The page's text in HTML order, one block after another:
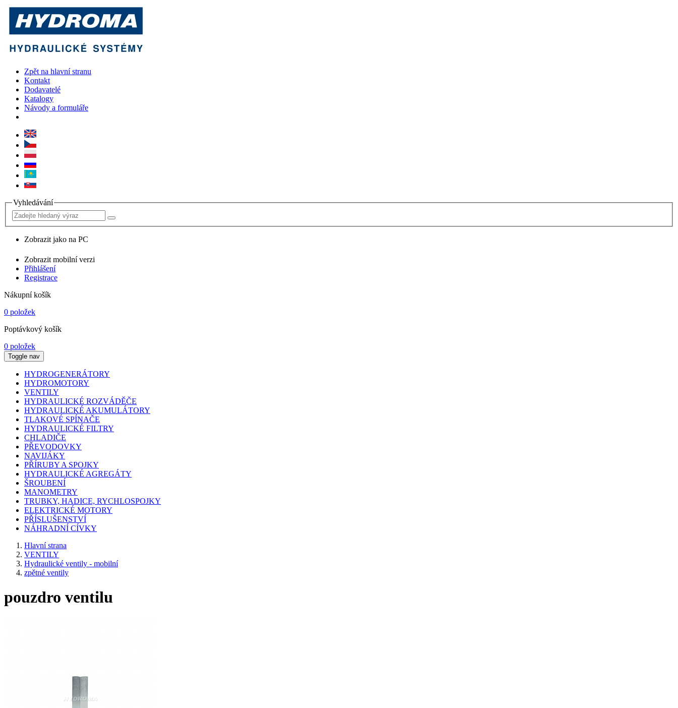
Zpět na hlavní stranu
Kontakt
Dodavatelé
Katalogy
Návody a formuláře
Vyhledávání
Zobrazit jako na PC
Zobrazit mobilní verzi
Přihlášení
Registrace
Nákupní košík
0 položek
Poptávkový košík
0 položek
Toggle nav
HYDROGENERÁTORY
HYDROMOTORY
VENTILY
HYDRAULICKÉ ROZVÁDĚČE
HYDRAULICKÉ AKUMULÁTORY
TLAKOVÉ SPÍNAČE
HYDRAULICKÉ FILTRY
CHLADIČE
PŘEVODOVKY
NAVIJÁKY
PŘÍRUBY A SPOJKY
HYDRAULICKÉ AGREGÁTY
ŠROUBENÍ
MANOMETRY
TRUBKY, HADICE, RYCHLOSPOJKY
ELEKTRICKÉ MOTORY
PŘÍSLUŠENSTVÍ
NÁHRADNÍ CÍVKY
Hlavní strana
VENTILY
Hydraulické ventily - mobilní
zpětné ventily
pouzdro ventilu